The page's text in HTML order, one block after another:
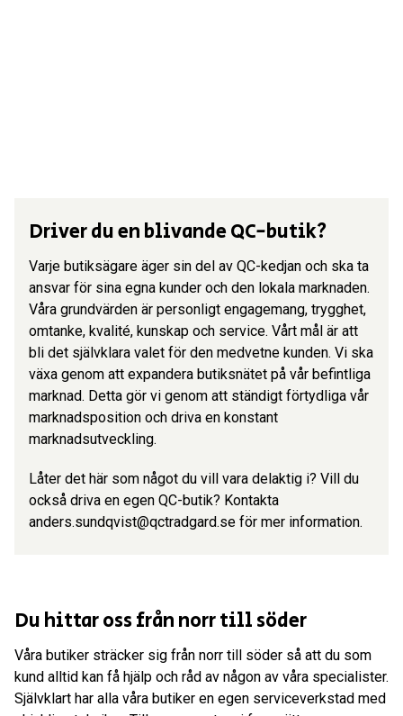
Driver du en blivande QC-butik?
Varje butiksägare äger sin del av QC-kedjan och ska ta
ansvar för sina egna kunder och den lokala marknaden.
Våra grundvärden är personligt engagemang, trygghet,
omtanke, kvalité, kunskap och service. Vårt mål är att
bli det självklara valet för den medvetne kunden. Vi ska
växa genom att expandera butiksnätet på vår befintliga
marknad. Detta gör vi genom att ständigt förtydliga vår
marknadsposition och driva en konstant
marknadsutveckling.
Låter det här som något du vill vara delaktig i? Vill du
också driva en egen QC-butik? Kontakta
anders.sundqvist@qctradgard.se för mer information.
Du hittar oss från norr till söder
Våra butiker sträcker sig från norr till söder så att du som
kund alltid kan få hjälp och råd av någon av våra specialister.
Självklart har alla våra butiker en egen serviceverkstad med